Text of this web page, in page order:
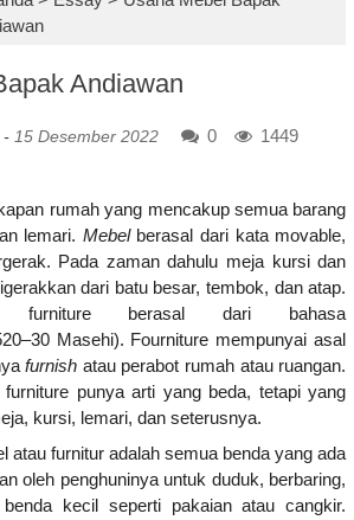
Andiawan
- 15 Desember 2022 0 1449
rumah yang mencakup semua barang
lemari. Mebelberasal dari kata movable,
Pada zaman dahulu meja kursi dan
dari batu besar, tembok, dan atap.
furniture berasal dari bahasa
Masehi). Fourniture mempunyai asal
furnish atau perabot rumah atau ruangan.
furniture punya arti yang beda, tetapi yang
kursi, lemari, dan seterusnya.
atau furnitur adalah semua benda yang ada
oleh penghuninya untuk duduk, berbaring,
kecil seperti pakaian atau cangkir.